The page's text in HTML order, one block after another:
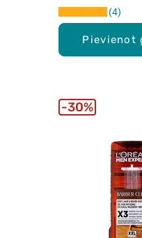
Pievienot
4
30%